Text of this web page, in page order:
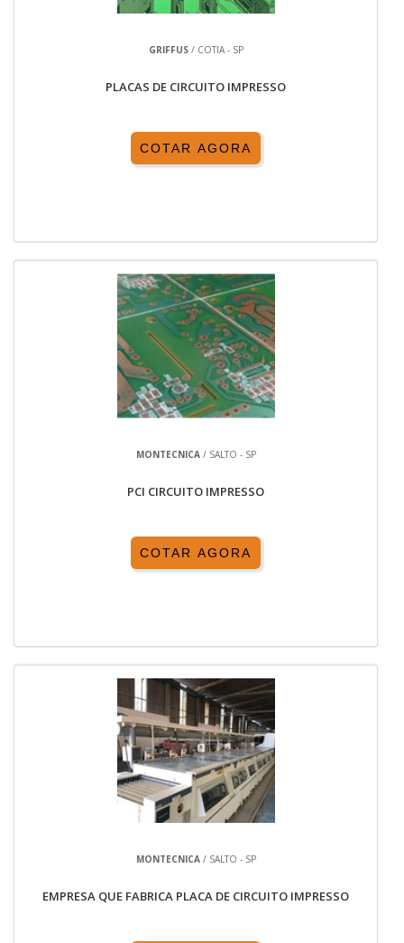
GRIFFUS/ COTIA - SP
PLACAS DE CIRCUITO IMPRESSO
COTAR AGORA
MONTECNICA/ SALTO - SP
PCI CIRCUITO IMPRESSO
COTAR AGORA
MONTECNICA/ SALTO - SP
EMPRESA QUE FABRICA PLACA DE CIRCUITO IMPRESSO